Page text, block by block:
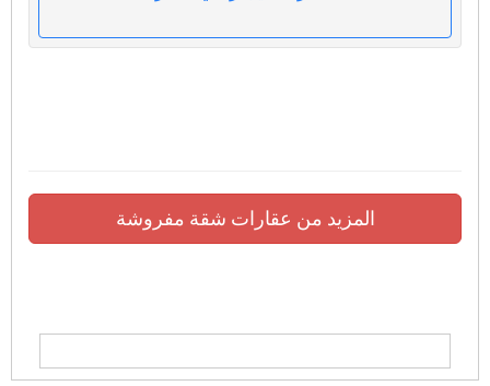
المزيد من عقارات شقة مفروشة